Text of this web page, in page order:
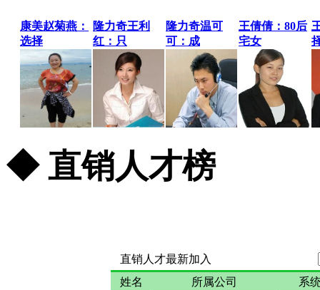
康美赵菊燕：
选择
隆力奇王利
红：只
隆力奇温可
可：成
王倩倩：80后
宅女
◆ 直销人才榜
直销人才最新加入
姓名
所属公司
系